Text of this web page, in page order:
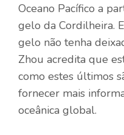
Oceano Pacífico a
gelo da Cordilheira.
gelo não tenha
Zhou acredita que
como estes últimos
fornecer mais
oceânica global.